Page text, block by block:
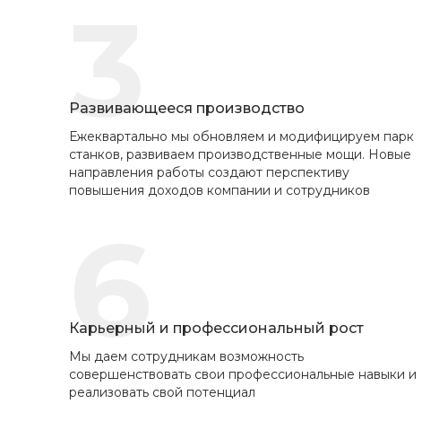
3
Развивающееся производство
Ежеквартально мы обновляем и модифицируем парк
станков, развиваем производственные мощи. Новые
направления работы создают перспективу
повышения доходов компании и сотрудников
6
Карьерный и профессиональный рост
Мы даем сотрудникам возможность
совершенствовать свои профессиональные навыки и
реализовать свой потенциал